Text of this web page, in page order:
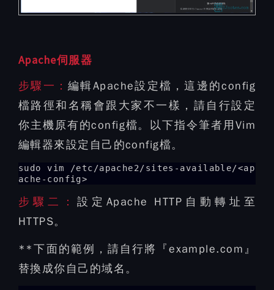
Apache伺服器
步驟一：編輯Apache設定檔，這邊的config
檔路徑和名稱會跟大家不一樣，請自行設定
你主機原有的config檔。以下指令筆者用Vim
編輯器來設定自己的config檔。
sudo vim /etc/apache2/sites-available/<ap
ache-config>
步驟二： 設定Apache HTTP自動轉址至
HTTPS。
**下面的範例，請自行將『example.com』
替換成你自己的域名。